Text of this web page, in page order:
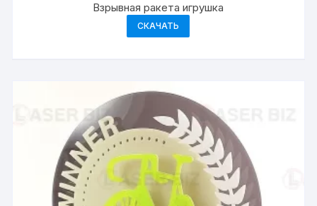
Взрывная ракета игрушка
СКАЧАТЬ